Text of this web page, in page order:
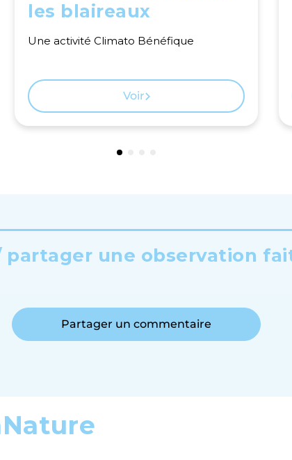
les blaireaux
Une activité Climato Bénéfique
Voir
une observation
Partager un commentaire